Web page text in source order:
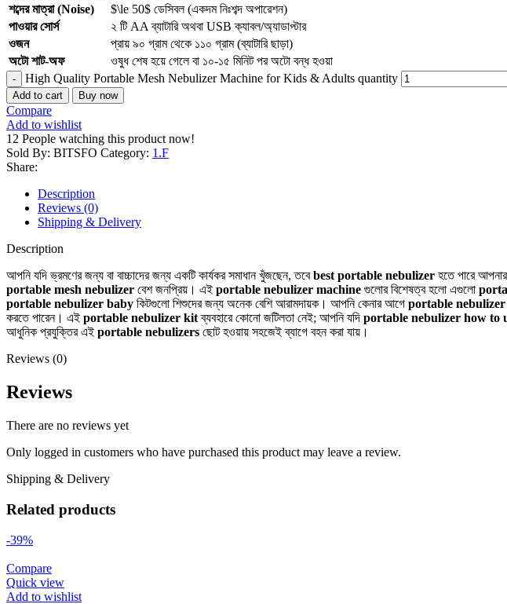
শব্দের মাত্রা (Noise)
$\le 50$ ডেসিবল (একদম নিঃশব্দ অপারেশন)
পাওয়ার সোর্স
২ টি AA ব্যাটারি অথবা USB ক্যাবল/অ্যাডাপ্টার
ওজন
প্রায় ৯০ গ্রাম থেকে ১১০ গ্রাম (ব্যাটারি ছাড়া)
অটো শাট-অফ
ওষুধ শেষ হয়ে গেলে বা ১০-১৫ মিনিট পর অটো বন্ধ হওয়া
High Quality Portable Mesh Nebulizer Machine for Kids & Adults quantity
Add to cart Buy now
Compare
Add to wishlist
12 People watching this product now!
Sold By: BITSFO Category: 1.F
Share:
Description
Reviews (0)
Shipping & Delivery
Description
আপনি যদি ভ্রমণের জন্য বা বাচ্চাদের জন্য একটি কার্যকর সমাধান খুঁজছেন, তবেbest portable nebulizer হতে পারে আপনার
portable mesh nebulizer বেশ জনপ্রিয়। এই portable nebulizer machine গুলোর বিশেষত্ব হলো এগুলো
portable nebulizer baby কিটগুলো শিশুদের জন্য অনেক বেশি আরামদায়ক। আপনি কেনার আগে portable
করতে পারেন। এই portable nebulizer kitব্যবহারে কোনো জটিলতা নেই; আপনি যদি portable nebulizer how to
আধুনিক প্রযুক্তির এই portable nebulizers ছোট হওয়ায় সহজেই ব্যাগে বহন করা যায়।
Reviews (0)
Reviews
There are no reviews yet
Only logged in customers who have purchased this product may leave a review.
Shipping & Delivery
Related products
-39%
Compare
Quick view
Add to wishlist